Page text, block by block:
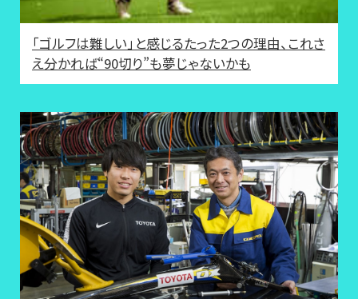
「ゴルフは難しい」と感じるたった2つの理由、これさ
え分かれば“90切り”も夢じゃないかも